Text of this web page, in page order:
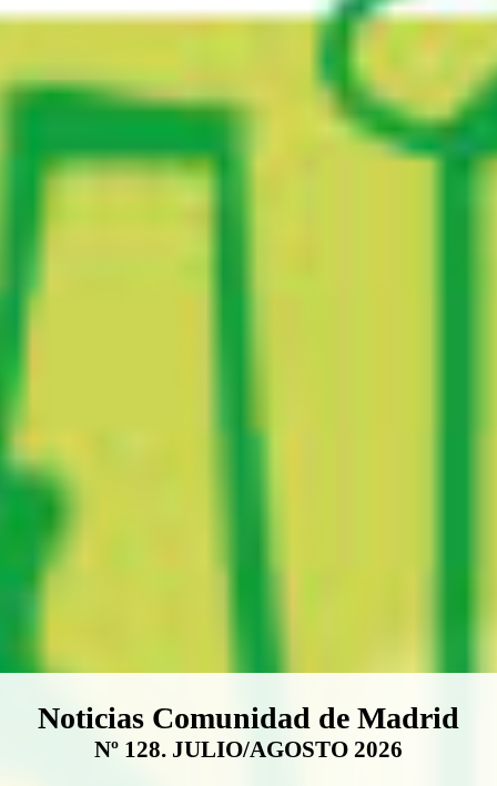
Boletín Noticias Comunidad de
Noticias Comunidad de Madrid
Nº 128. JULIO/AGOSTO 2026